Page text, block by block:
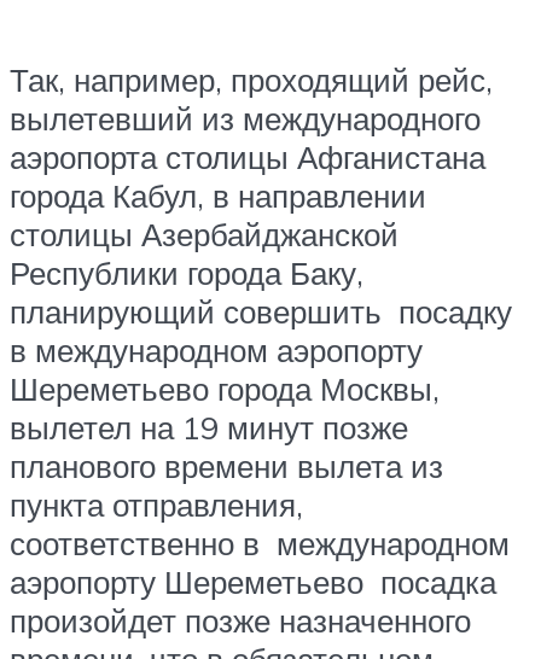
Так, например, проходящий рейс,
вылетевший из международного
аэропорта столицы Афганистана
города Кабул, в направлении
столицы Азербайджанской
Республики города Баку,
планирующий совершить посадку
в международном аэропорту
Шереметьево города Москвы,
вылетел на 19 минут позже
планового времени вылета из
пункта отправления,
соответственно в международном
аэропорту Шереметьево посадка
произойдет позже назначенного